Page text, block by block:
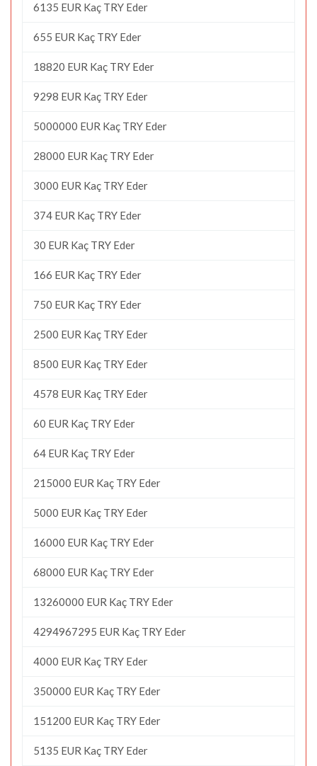
6135 EUR Kaç TRY Eder
655 EUR Kaç TRY Eder
18820 EUR Kaç TRY Eder
9298 EUR Kaç TRY Eder
5000000 EUR Kaç TRY Eder
28000 EUR Kaç TRY Eder
3000 EUR Kaç TRY Eder
374 EUR Kaç TRY Eder
30 EUR Kaç TRY Eder
166 EUR Kaç TRY Eder
750 EUR Kaç TRY Eder
2500 EUR Kaç TRY Eder
8500 EUR Kaç TRY Eder
4578 EUR Kaç TRY Eder
60 EUR Kaç TRY Eder
64 EUR Kaç TRY Eder
215000 EUR Kaç TRY Eder
5000 EUR Kaç TRY Eder
16000 EUR Kaç TRY Eder
68000 EUR Kaç TRY Eder
13260000 EUR Kaç TRY Eder
4294967295 EUR Kaç TRY Eder
4000 EUR Kaç TRY Eder
350000 EUR Kaç TRY Eder
151200 EUR Kaç TRY Eder
5135 EUR Kaç TRY Eder